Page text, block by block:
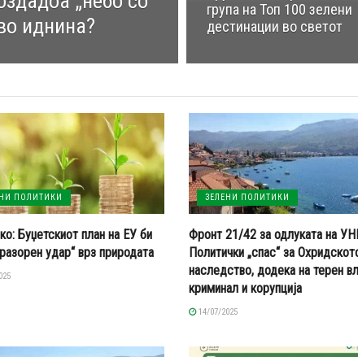
иднина?
група на Топ 100 зелени
дестинации во светот
ПОЛИТИКИ
Буџетскиот план на ЕУ би
удар“ врз природата
ЗЕЛЕНИ ПОЛИТИКИ
Фронт 21/42 за одлуката на
Политички „спас“ за
наследство, додека на терен
криминал и корупција
14/07/2025